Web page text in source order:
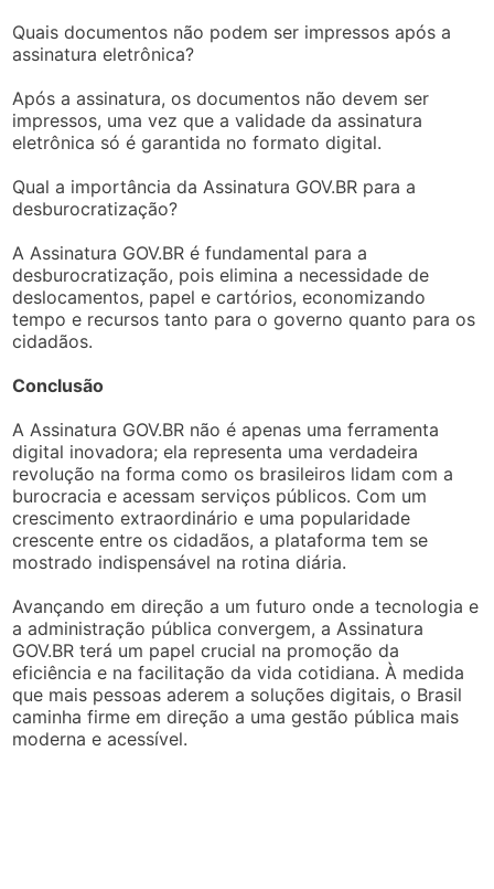
Quais documentos não podem ser impressos após a
assinatura eletrônica?
Após a assinatura, os documentos não devem ser
impressos, uma vez que a validade da assinatura
eletrônica só é garantida no formato digital.
Qual a importância da Assinatura GOV.BR para a
desburocratização?
A Assinatura GOV.BR é fundamental para a
desburocratização, pois elimina a necessidade de
deslocamentos, papel e cartórios, economizando
tempo e recursos tanto para o governo quanto para os
cidadãos.
Conclusão
A Assinatura GOV.BR não é apenas uma ferramenta
digital inovadora; ela representa uma verdadeira
revolução na forma como os brasileiros lidam com a
burocracia e acessam serviços públicos. Com um
crescimento extraordinário e uma popularidade
crescente entre os cidadãos, a plataforma tem se
mostrado indispensável na rotina diária.
Avançando em direção a um futuro onde a tecnologia e
a administração pública convergem, a Assinatura
GOV.BR terá um papel crucial na promoção da
eficiência e na facilitação da vida cotidiana. À medida
que mais pessoas aderem a soluções digitais, o Brasil
caminha firme em direção a uma gestão pública mais
moderna e acessível.